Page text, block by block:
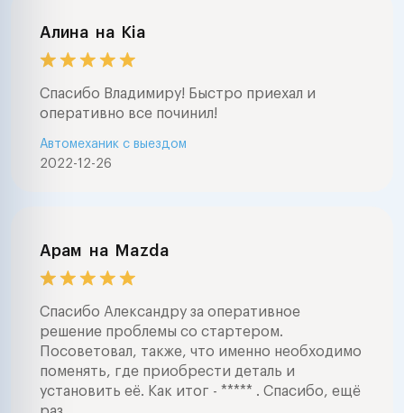
Алина на Kia
Спасибо Владимиру! Быстро приехал и
оперативно все починил!
2022-12-26
Автомеханик с выездом
Арам на Mazda
Спасибо Александру за оперативное
решение проблемы со стартером.
Посоветовал, также, что именно необходимо
поменять, где приобрести деталь и
установить её. Как итог - ***** . Спасибо, ещё